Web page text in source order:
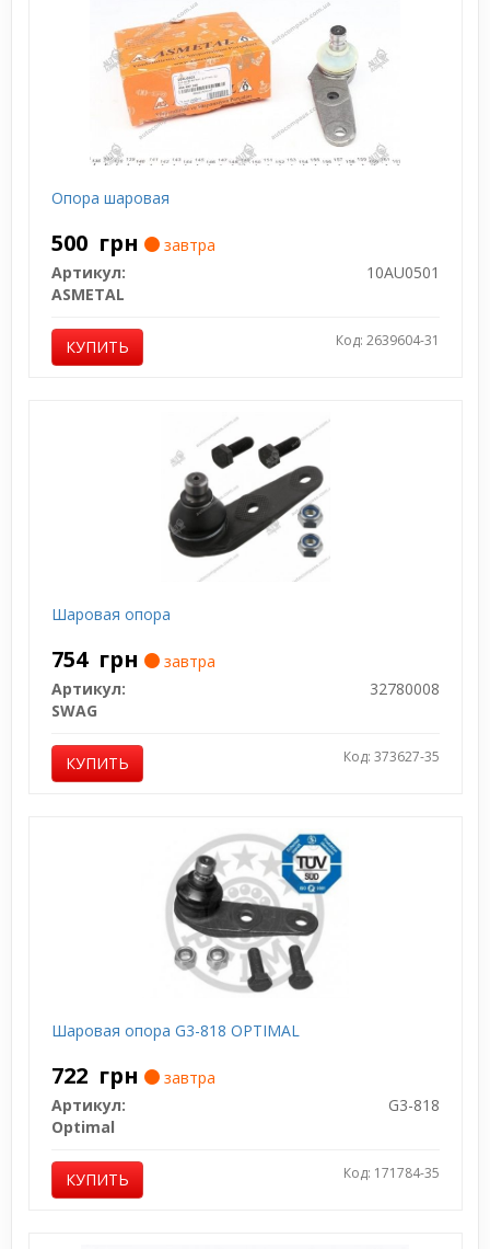
Опора шаровая
500 грн
завтра
Артикул:
10AU0501
ASMETAL
КУПИТЬ Код: 2639604-31
Шаровая опора
754 грн
завтра
Артикул:
32780008
SWAG
КУПИТЬ Код: 373627-35
Шаровая опора G3-818 OPTIMAL
722 грн
завтра
Артикул:
G3-818
Optimal
КУПИТЬ Код: 171784-35